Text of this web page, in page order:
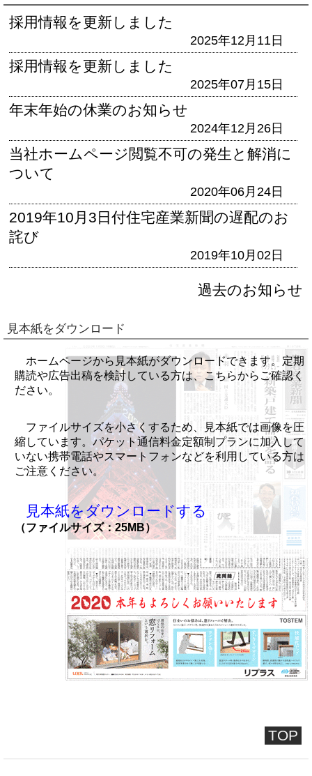
採用情報を更新しました
2025年12月11日
採用情報を更新しました
2025年07月15日
年末年始の休業のお知らせ
2024年12月26日
当社ホームページ閲覧不可の発生と解消に
ついて
2020年06月24日
2019年10月3日付住宅産業新聞の遅配のお
詫び
2019年10月02日
過去のお知らせ
見本紙をダウンロード
ホームページから見本紙がダウンロードできます。定期
購読や広告出稿を検討している方は、こちらからご確認く
ださい。
ファイルサイズを小さくするため、見本紙では画像を圧
縮しています。パケット通信料金定額制プランに加入して
いない携帯電話やスマートフォンなどを利用している方は
ご注意ください。
見本紙をダウンロードする
（ファイルサイズ：25MB）
TOP